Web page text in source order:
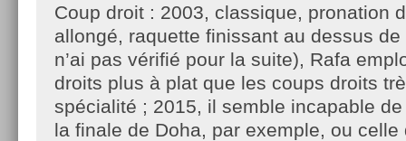
Coup droit : 2003, classique, pronation
allongé, raquette finissant au dessus de
n’ai pas vérifié pour la suite), Rafa
droits plus à plat que les coups droits
spécialité ; 2015, il semble incapable
la finale de Doha, par exemple, ou celle